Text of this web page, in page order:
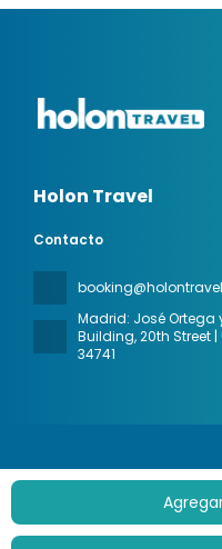
Holon Travel
Contacto
Madrid: José Ortega
Building, 20th Street |
34741
Todos los derechos